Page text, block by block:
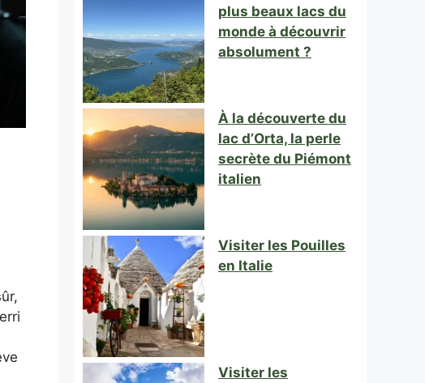
plus beaux lacs du
monde à découvrir
absolument ?
À la découverte du
lac d’Orta, la perle
secrète du Piémont
italien
Visiter les Pouilles
en Italie
Visiter les